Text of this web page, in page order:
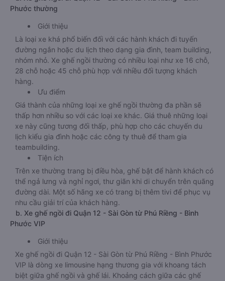
Phước thường
Giới thiệu
Là loại xe khá phổ biến đối với các hành khách đi tuyến
đường ngắn hoặc du lịch theo dạng gia đình, team building,
nhóm nhỏ. Xe ghế ngồi thường có nhiều loại như xe 16 chỗ,
28 chỗ hoặc 45 chỗ phù hợp với nhiều đối tượng khách
hàng.
Ưu điểm
Giá thành của những loại xe ghế ngồi thường đa phần sẽ
thấp hơn nhiều so với các loại xe khác. Giá thuê những loại
xe này cũng tương đối thấp, phù hợp cho các chuyến du
lịch kiểu gia đình hoặc các công ty thuê để tham gia
teambuilding.
Tiện ích
Trên xe thường trang bị điều hòa, ghế bật để hành khách có
thể ngả lưng và nghỉ ngơi, thư giãn khi di chuyển trên quãng
đường dài. Một số hãng xe có trang bị thêm tivi để phục vụ
nhu cầu giải trí của khách hàng.
b. Xe ghế ngồi đi Quận 12 - Sài Gòn từ Phú Riềng - Bình
Phước VIP
Giới thiệu
Xe ghế ngồi đi Quận 12 - Sài Gòn từ Phú Riềng - Bình Phước
VIP là dòng xe limousine hạng thương gia với khoang tách
biệt giữa ghế ngồi và ghế lái. Khoảng cách giữa các ghế